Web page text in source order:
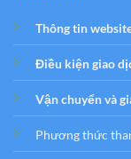
Thông tin
Điều kiện giao
Vận chuyển và
Phương thức